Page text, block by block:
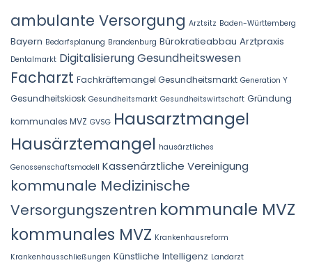
ambulante Versorgung Arztsitz Baden-Württemberg
Bayern Bedarfsplanung Brandenburg Bürokratieabbau Arztpraxis
Dentalmarkt Digitalisierung Gesundheitswesen
Facharzt Fachkräftemangel Gesundheitsmarkt Generation Y
Gesundheitskiosk Gesundheitsmarkt Gesundheitswirtschaft Gründung
kommunales MVZ GVSG Hausarztmangel
Hausärztemangel hausärztliches
Genossenschaftsmodell Kassenärztliche Vereinigung
kommunale Medizinische
Versorgungszentren kommunale MVZ
kommunales MVZ Krankenhausreform
Krankenhausschließungen Künstliche Intelligenz Landarzt